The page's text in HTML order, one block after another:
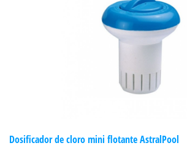
Dosificador de cloro mini flotante AstralPool